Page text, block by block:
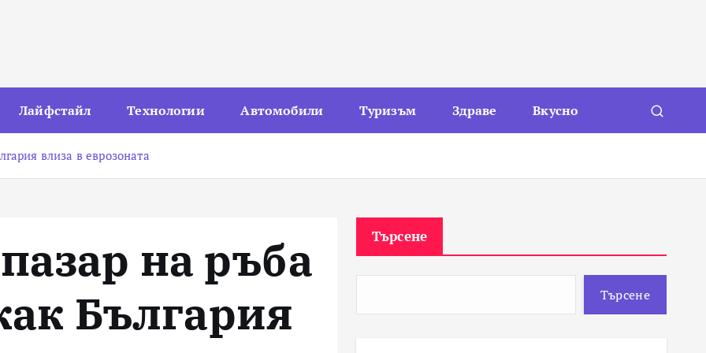
Лайфстайл Технологии Автомобили Туризъм Здраве Вкусно
влиза в еврозоната
на ръба
България
Търсене
Търсене